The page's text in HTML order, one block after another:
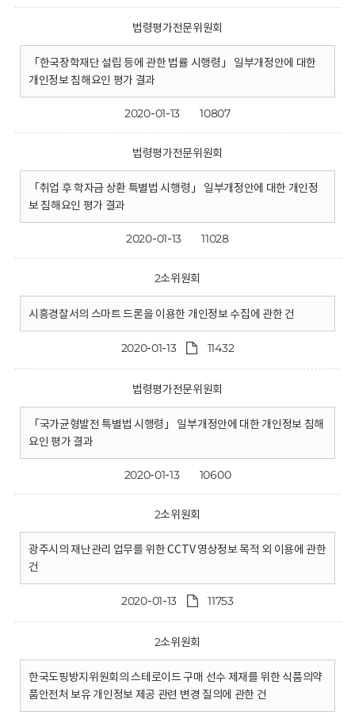
법령평가전문위원회
「한국장학재단 설립 등에 관한 법률 시행령」 일부개정안에 대한
개인정보 침해요인 평가 결과
2020-01-13 10807
법령평가전문위원회
「취업 후 학자금 상환 특별법 시행령」 일부개정안에 대한 개인정
보 침해요인 평가 결과
2020-01-13 11028
2소위원회
시흥경찰서의 스마트 드론을 이용한 개인정보 수집에 관한 건
2020-01-13 11432
법령평가전문위원회
「국가균형발전 특별법 시행령」 일부개정안에 대한 개인정보 침해
요인 평가 결과
2020-01-13 10600
2소위원회
광주시의 재난관리 업무를 위한 CCTV 영상정보 목적 외 이용에 관한
건
2020-01-13 11753
2소위원회
한국도핑방지위원회의 스테로이드 구매 선수 제재를 위한 식품의약
품안전처 보유 개인정보 제공 관련 변경 질의에 관한 건